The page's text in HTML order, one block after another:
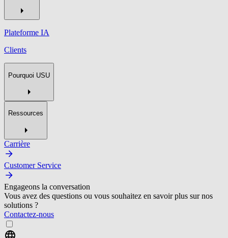
Plateforme IA
Clients
Pourquoi USU
Ressources
Carrière
Customer Service
Engageons la conversation
Vous avez des questions ou vous souhaitez en savoir plus sur nos
solutions ?
Contactez-nous